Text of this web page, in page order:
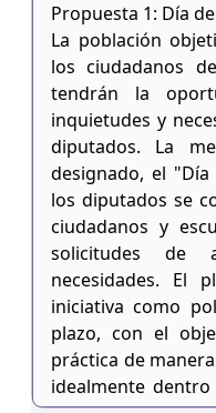
Propuesta 1: Día
La población
los ciudadanos
tendrán la
inquietudes y
diputados. La
designado, el
los diputados se
ciudadanos y
solicitudes de
necesidades. El
iniciativa como
plazo, con el
práctica de
idealmente